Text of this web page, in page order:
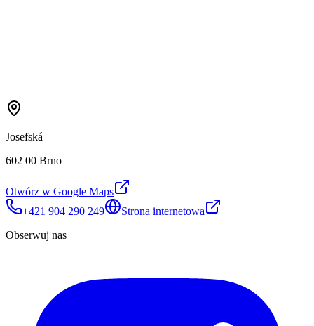
Josefská
602 00 Brno
Otwórz w Google Maps
+421 904 290 249
Strona internetowa
Obserwuj nas